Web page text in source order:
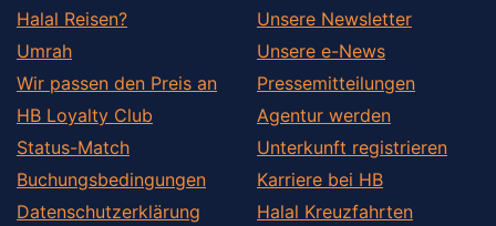
Halal Reisen?
Umrah
Wir passen den Preis an
HB Loyalty Club
Status-Match
Buchungsbedingungen
Datenschutzerklärung
Unsere Newsletter
Unsere e-News
Pressemitteilungen
Agentur werden
Unterkunft registrieren
Karriere bei HB
Halal Kreuzfahrten